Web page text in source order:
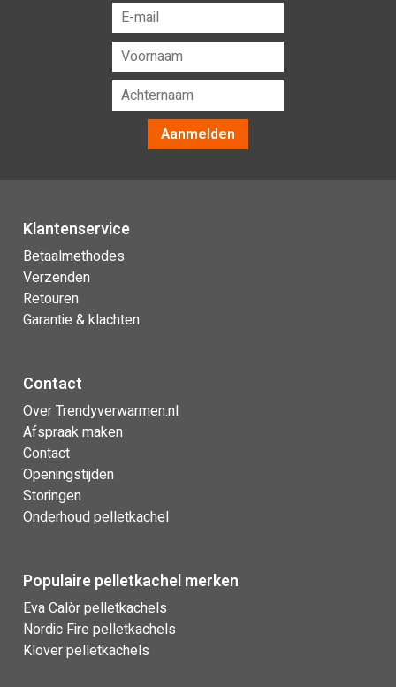
Aanmelden
Klantenservice
Betaalmethodes
Verzenden
Retouren
Garantie & klachten
Contact
Over Trendyverwarmen.nl
Afspraak maken
Contact
Openingstijden
Storingen
Onderhoud pelletkachel
Populaire pelletkachel merken
Eva Calòr pelletkachels
Nordic Fire pelletkachels
Klover pelletkachels